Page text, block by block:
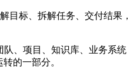
目标、拆解任务、交付结果，
队、项目、知识库、业务系统
的一部分。